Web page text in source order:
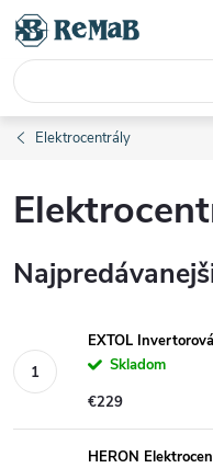
Prejsť
obsah
Elektrocentrály
EXTOL
Skladom
€229
HERON